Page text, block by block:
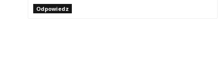
Odpowiedz